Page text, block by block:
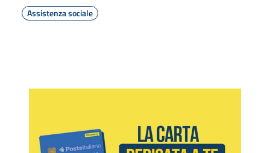
Assistenza sociale